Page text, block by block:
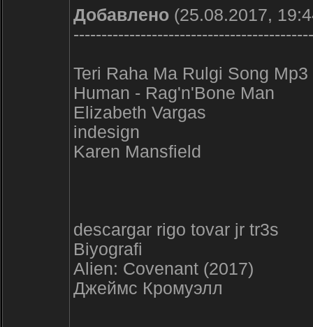
Добавлено (25.08.2017,
Teri Raha Ma Rulgi Song Mp3
Human - Rag'n'Bone Man
Elizabeth Vargas
indesign
Karen Mansfield
descargar rigo tovar jr tr3s
Biyografi
Alien: Covenant (2017)
Джеймс Кромуэлл